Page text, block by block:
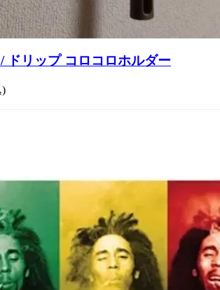
ドリップ コロコロホルダー
)